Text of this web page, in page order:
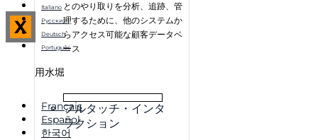
とのやり取りを分析、追跡、管
理するために、他のシステムか
らアクセス可能な顧客データベ
ース
用水堀
フルタッチ・インタ
ラクション
X
Italiano
Русский
Deutsch
Português
Français
Español
한국어